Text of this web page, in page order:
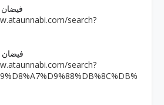
��
search?
��
search?